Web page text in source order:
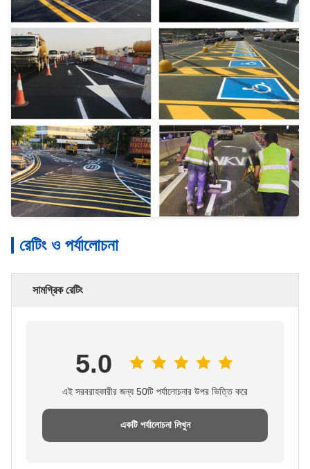
রেটিং ও পর্যালোচনা
সামগ্রিক রেটিং
5.0
এই সরবরাহকারীর জন্য 50টি পর্যালোচনার উপর ভিত্তি করে
একটি পর্যালোচনা লিখুন